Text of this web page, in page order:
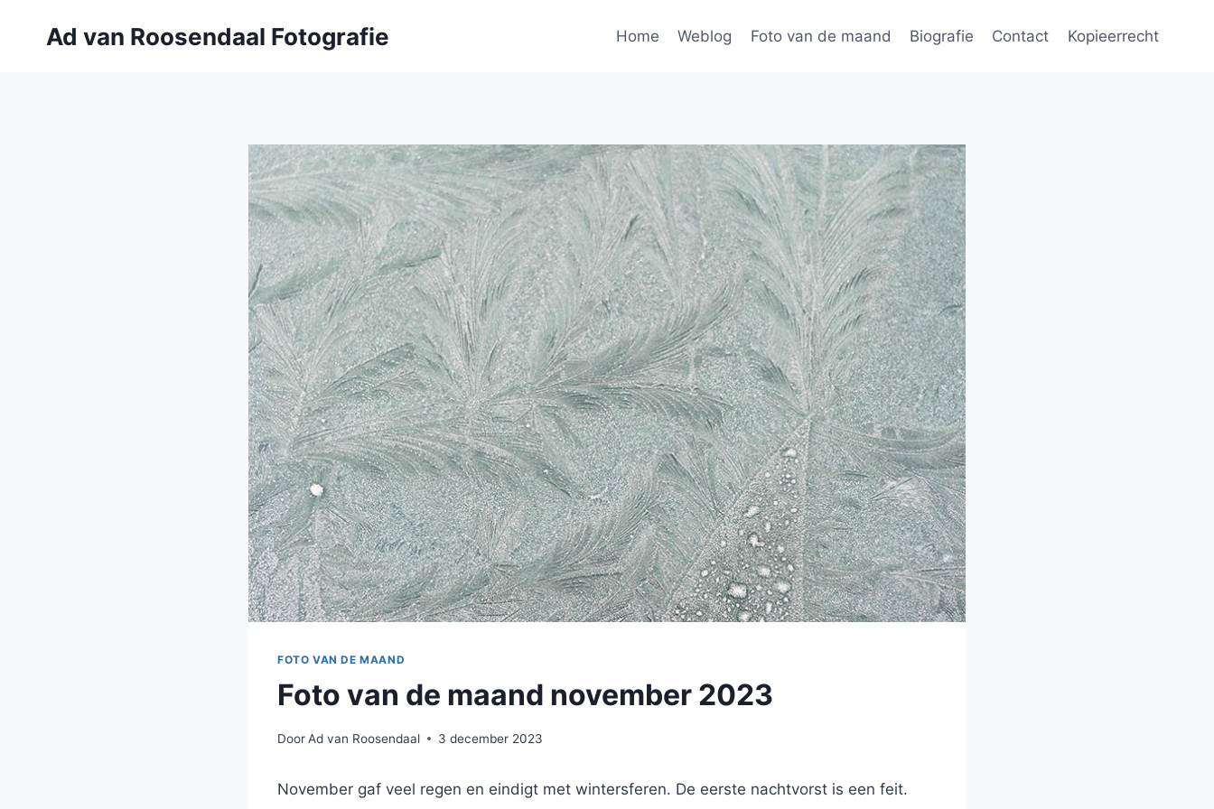
Ad van Roosendaal Fotografie Home Weblog Foto van de maand Biografie Contact Kopieerrecht
FOTO VAN DE MAAND
Foto van de maand november 2023
DoorAd van Roosendaal 3 december 2023
November gaf veel regen en eindigt met wintersferen. De eerste nachtvorst is een feit.